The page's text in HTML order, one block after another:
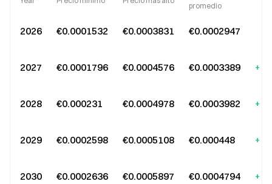
promedio
2026 €0.0001532 €0.0003831 €0.0002947
2027 €0.0001796 €0.0004576 €0.0003389
2028 €0.000231 €0.0004978 €0.0003982
2029 €0.0002598 €0.0005108 €0.000448
2030 €0.0002636 €0.0005897 €0.0004794